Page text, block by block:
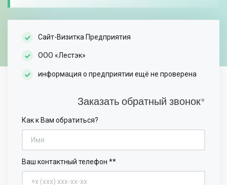
Сайт-Визитка Предприятия
ООО «Лестэк»
информация о предприятии ещё не проверена
Заказать обратный звонок*
Как к Вам обратиться?
Ваш контактный телефон **